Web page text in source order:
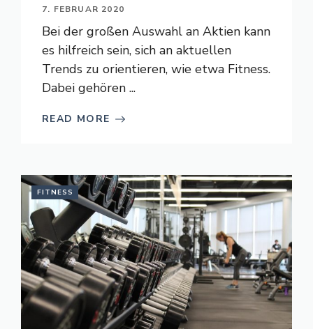
7. FEBRUAR 2020
Bei der großen Auswahl an Aktien kann
es hilfreich sein, sich an aktuellen
Trends zu orientieren, wie etwa Fitness.
Dabei gehören ...
READ MORE
FITNESS